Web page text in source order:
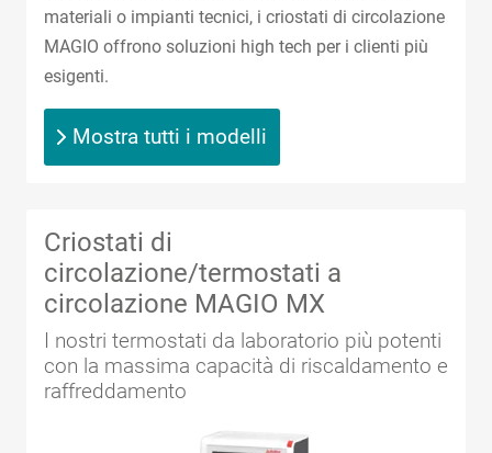
materiali o impianti tecnici, i criostati di circolazione
MAGIO offrono soluzioni high tech per i clienti più
esigenti.
Mostra tutti i modelli
Criostati di
circolazione/termostati a
circolazione MAGIO MX
I nostri termostati da laboratorio più potenti
con la massima capacità di riscaldamento e
raffreddamento